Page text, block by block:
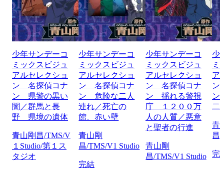
少年サンデーコ
ミックスビジュ
アルセレクショ
ン 名探偵コナ
ン 県警の黒い
闇／群馬と長
野 県境の遺体
青山剛昌/TMS/V
１Studio/第１ス
タジオ
少年サンデーコ
ミックスビジュ
アルセレクショ
ン 名探偵コナ
ン 危険な二人
連れ／死亡の
館、赤い壁
青山剛
昌/TMS/V1 Studio
完結
少年サンデーコ
ミックスビジュ
アルセレクショ
ン 名探偵コナ
ン 揺れる警視
庁 １２００万
人の人質／悪意
と聖者の行進
青山剛
昌/TMS/V1 Studio
少
ミ
ア
ン
ン
二
青
昌
完